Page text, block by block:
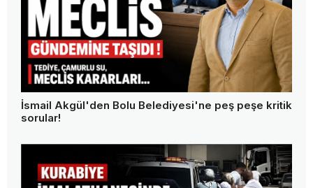
İsmail Akgül'den Bolu Belediyesi'ne peş peşe kritik
sorular!